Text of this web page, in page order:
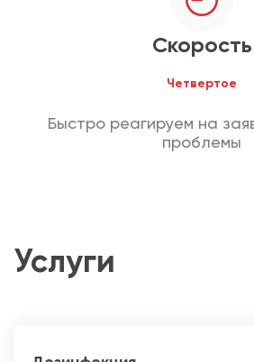
Скорость
Четвертое
Быстро реагируем на
проблемы
Услуги